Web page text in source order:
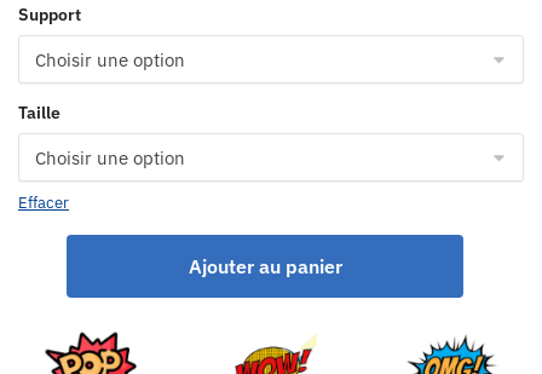
Support
Taille
Effacer
Ajouter au panier